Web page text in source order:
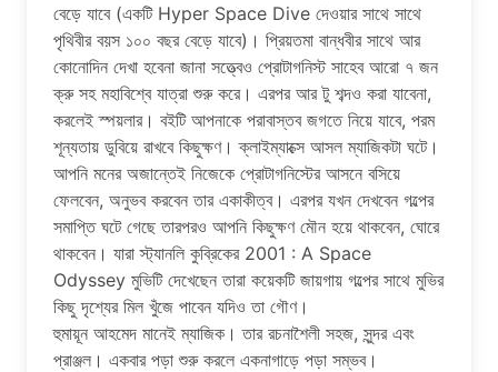
বেড়ে যাবে (একটি Hyper Space Dive দেওয়ার সাথে সাথে
পৃথিবীর বয়স ১০০ বছর বেড়ে যাবে)। প্রিয়তমা বান্ধবীর সাথে আর
কোনোদিন দেখা হবেনা জানা সত্ত্বেও প্রোটাগনিস্ট সাহেব আরো ৭ জন
ক্রু সহ মহাবিশ্বে যাত্রা শুরু করে। এরপর আর টু শব্দও করা যাবেনা,
করলেই স্পয়লার। বইটি আপনাকে পরাবাস্তব জগতে নিয়ে যাবে, পরম
শূন্যতায় ডুবিয়ে রাখবে কিছুক্ষণ। ক্লাইম্যাক্সে আসল ম্যাজিকটা ঘটে।
আপনি মনের অজান্তেই নিজেকে প্রোটাগনিস্টের আসনে বসিয়ে
ফেলবেন, অনুভব করবেন তার একাকীত্ব। এরপর যখন দেখবেন গল্পের
সমাপ্তি ঘটে গেছে তারপরও আপনি কিছুক্ষণ মৌন হয়ে থাকবেন, ঘোরে
থাকবেন। যারা স্ট্যানলি কুব্রিকের 2001 : A Space
Odyssey মুভিটি দেখেছেন তারা কয়েকটি জায়গায় গল্পের সাথে মুভির
কিছু দৃশ্যের মিল খুঁজে পাবেন যদিও তা গৌণ।
হুমায়ূন আহমেদ মানেই ম্যাজিক। তার রচনাশৈলী সহজ, সুন্দর এবং
প্রাঞ্জল। একবার পড়া শুরু করলে একনাগাড়ে পড়া সম্ভব।